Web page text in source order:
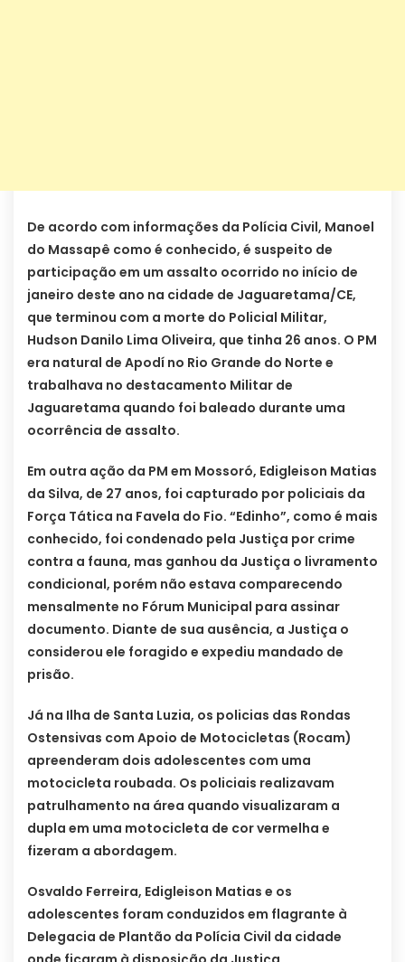
De acordo com informações da Polícia Civil, Manoel
do Massapê como é conhecido, é suspeito de
participação em um assalto ocorrido no início de
janeiro deste ano na cidade de Jaguaretama/CE,
que terminou com a morte do Policial Militar,
Hudson Danilo Lima Oliveira, que tinha 26 anos. O PM
era natural de Apodí no Rio Grande do Norte e
trabalhava no destacamento Militar de
Jaguaretama quando foi baleado durante uma
ocorrência de assalto.
Em outra ação da PM em Mossoró, Edigleison Matias
da Silva, de 27 anos, foi capturado por policiais da
Força Tática na Favela do Fio. “Edinho”, como é mais
conhecido, foi condenado pela Justiça por crime
contra a fauna, mas ganhou da Justiça o livramento
condicional, porém não estava comparecendo
mensalmente no Fórum Municipal para assinar
documento. Diante de sua ausência, a Justiça o
considerou ele foragido e expediu mandado de
prisão.
Já na Ilha de Santa Luzia, os policias das Rondas
Ostensivas com Apoio de Motocicletas (Rocam)
apreenderam dois adolescentes com uma
motocicleta roubada. Os policiais realizavam
patrulhamento na área quando visualizaram a
dupla em uma motocicleta de cor vermelha e
fizeram a abordagem.
Osvaldo Ferreira, Edigleison Matias e os
adolescentes foram conduzidos em flagrante à
Delegacia de Plantão da Polícia Civil da cidade